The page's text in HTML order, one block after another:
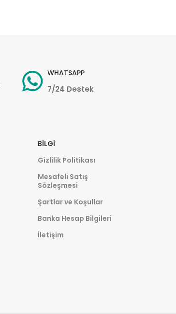
WHATSAPP
7/24 Destek
BILGI
Gizlilik Politikası
Mesafeli Satış
Sözleşmesi
Şartlar ve Koşullar
Banka Hesap Bilgileri
İletişim